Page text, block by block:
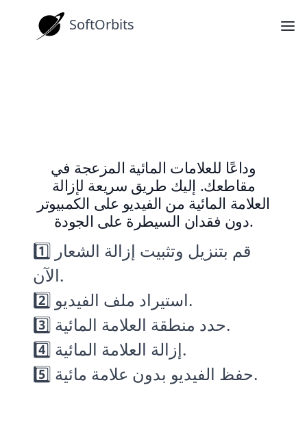
SoftOrbits
وداعًا للعلامات المائية المزعجة في
مقاطعك. إليك طريق سريعة لإزالة
العلامة المائية من الفيديو على الكمبيوتر
دون فقدان السيطرة على الجودة.
1️⃣ قم بتنزيل وتثبيت إزالة الشعار
الآن.
2️⃣ استيراد ملف الفيديو.
3️⃣ حدد منطقة العلامة المائية.
4️⃣ إزالة العلامة المائية.
5️⃣ حفظ الفيديو بدون علامة مائية.